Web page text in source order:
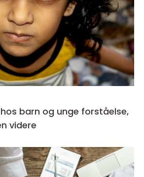
og unge forståelse,
videre